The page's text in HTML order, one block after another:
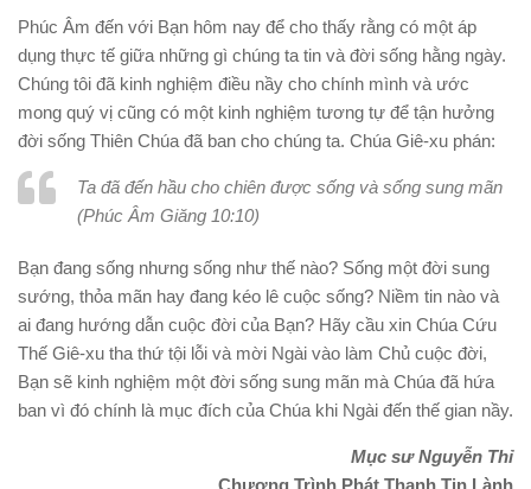
Phúc Âm đến với Bạn hôm nay để cho thấy rằng có một áp
dụng thực tế giữa những gì chúng ta tin và đời sống hằng ngày.
Chúng tôi đã kinh nghiệm điều nầy cho chính mình và ước
mong quý vị cũng có một kinh nghiệm tương tự để tận hưởng
đời sống Thiên Chúa đã ban cho chúng ta. Chúa Giê-xu phán:
Ta đã đến hầu cho chiên được sống và sống sung mãn
(Phúc Âm Giăng 10:10)
Bạn đang sống nhưng sống như thế nào? Sống một đời sung
sướng, thỏa mãn hay đang kéo lê cuộc sống? Niềm tin nào và
ai đang hướng dẫn cuộc đời của Bạn? Hãy cầu xin Chúa Cứu
Thế Giê-xu tha thứ tội lỗi và mời Ngài vào làm Chủ cuộc đời,
Bạn sẽ kinh nghiệm một đời sống sung mãn mà Chúa đã hứa
ban vì đó chính là mục đích của Chúa khi Ngài đến thế gian nầy.
Mục sư Nguyễn Thỉ
Chương Trình Phát Thanh Tin Lành